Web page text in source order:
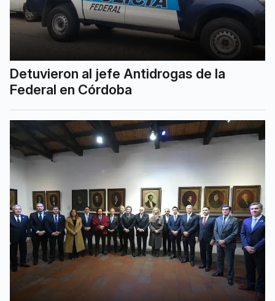
Detuvieron al jefe Antidrogas de la
Federal en Córdoba